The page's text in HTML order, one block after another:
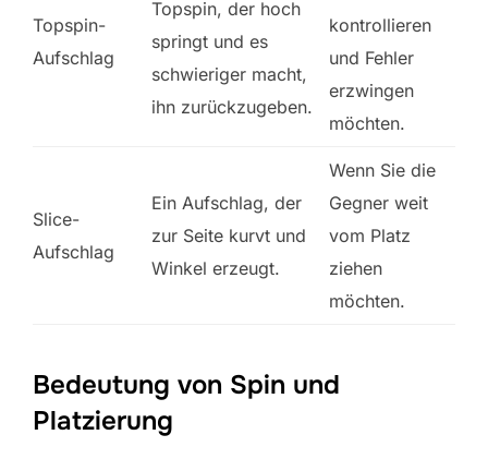
Topspin-
Aufschlag
Topspin, der hoch
springt und es
schwieriger macht,
ihn zurückzugeben.
kontrollieren
und Fehler
erzwingen
möchten.
Slice-
Aufschlag
Ein Aufschlag, der
zur Seite kurvt und
Winkel erzeugt.
Wenn Sie die
Gegner weit
vom Platz
ziehen
möchten.
Bedeutung von Spin und
Platzierung